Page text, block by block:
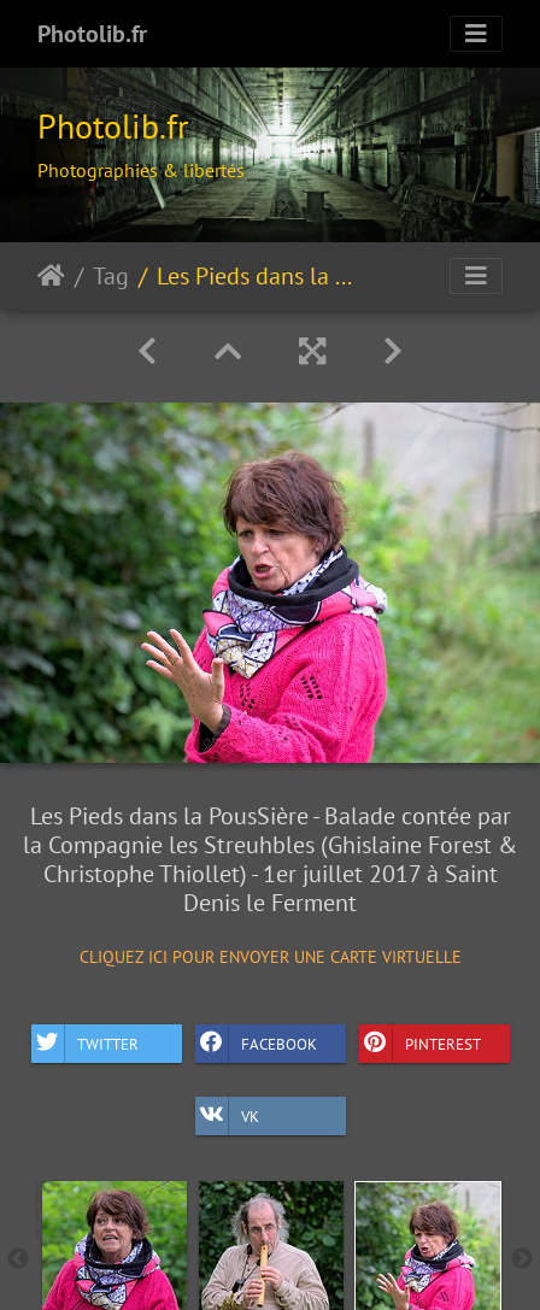
Photolib.fr
Photolib.fr
Photographies & libertés
Tag Les Pieds dans la PousSière
Les Pieds dans la PousSière - Balade contée par
la Compagnie les Streuhbles (Ghislaine Forest &
Christophe Thiollet) - 1er juillet 2017 à Saint
Denis le Ferment
CLIQUEZ ICI POUR ENVOYER UNE CARTE VIRTUELLE
TWITTER FACEBOOK PINTEREST
VK